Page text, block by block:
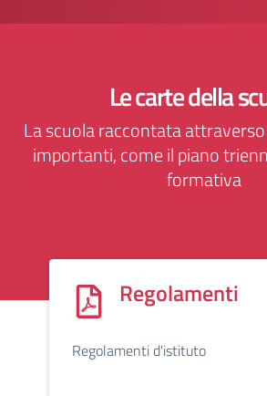
Le carte della
La scuola raccontata
importanti, come il piano
formativa
Regolamenti
Regolamenti d'istituto